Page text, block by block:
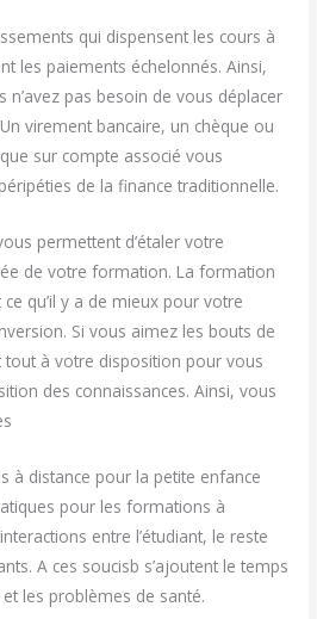
qui dispensent les cours à
les paiements échelonnés. Ainsi,
pas besoin de vous déplacer
virement bancaire, un chèque ou
sur compte associé vous
de la finance traditionnelle.
permettent d’étaler votre
de votre formation. La formation
qu’il y a de mieux pour votre
Si vous aimez les bouts de
tout à votre disposition pour vous
des connaissances. Ainsi, vous
à distance pour la petite enfance
pour les formations à
entre l’étudiant, le reste
A ces soucisb s’ajoutent le temps
les problèmes de santé.